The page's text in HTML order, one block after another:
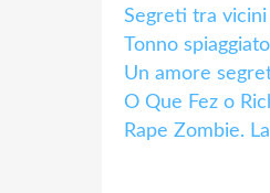
Segreti tra
Tonno
Un amore
O Que Fez o
Rape Zombie.